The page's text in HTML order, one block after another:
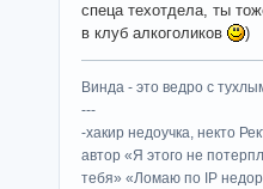
спеца техотдела, ты
в клуб алкоголиков
)
Винда - это ведро с
---
-хакир недоучка, некто
автор «Я этого не
тебя» «Ломаю по IP